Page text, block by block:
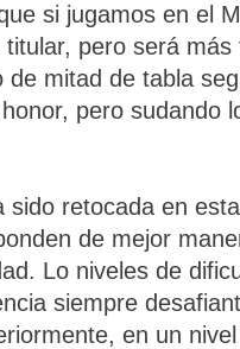
si jugamos en el
pero será
de mitad de tabla
pero sudando
sido retocada en
de mejor
Lo niveles de
siempre
en un